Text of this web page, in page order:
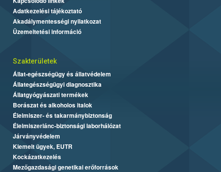
Adatkezelési tájékoztató
Akadálymentességi nyilatkozat
Üzemeltetési információ
Szakterületek
Állat-egészségügy és állatvédelem
Állategészségügyi diagnosztika
Állatgyógyászati termékek
Borászat és alkoholos italok
Élelmiszer- és takarmánybiztonság
Élelmiszerlánc-biztonsági laborhálózat
Járványvédelem
Kiemelt ügyek, EUTR
Kockázatkezelés
Mezőgazdasági genetikai erőforrások